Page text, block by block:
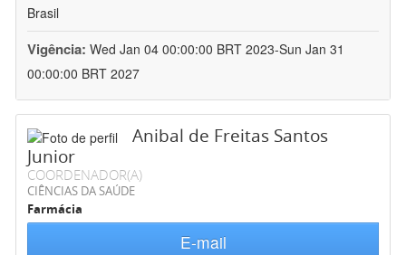
Brasil
Vigência: Wed Jan 04 00:00:00 BRT 2023-Sun Jan 31
00:00:00 BRT 2027
Anibal de Freitas Santos
Junior
COORDENADOR(A)
CIÊNCIAS DA SAÚDE
Farmácia
E-mail